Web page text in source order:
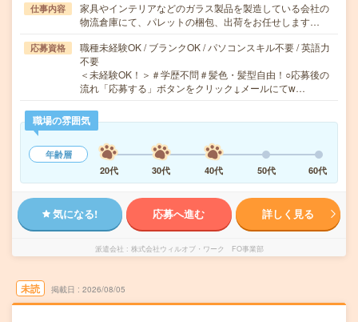
仕事内容
家具やインテリアなどのガラス製品を製造している会社の
物流倉庫にて、パレットの梱包、出荷をお任せします…
応募資格
職種未経験OK / ブランクOK / パソコンスキル不要 / 英語力
不要
＜未経験OK！＞＃学歴不問＃髪色・髪型自由！○応募後の
流れ「応募する」ボタンをクリック↓メールにてw…
職場の雰囲気
年齢層
20代
30代 40代 50代 60代
気になる! 応募へ進む 詳しく見る
派遣会社 株式会社ウィルオブ・ワーク FO事業部
未読 掲載日 2026/08/05